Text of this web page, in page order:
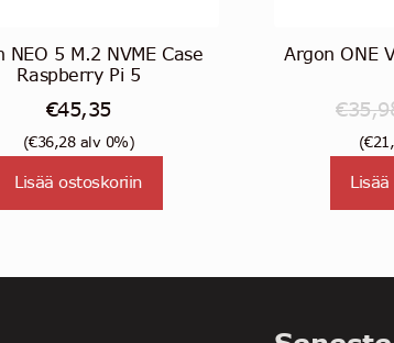
NEO 5 M.2 NVME Case
Raspberry Pi 5
€45,35
(€36,28alv 0%)
Lisää ostoskoriin
Argon ONE
€
(€